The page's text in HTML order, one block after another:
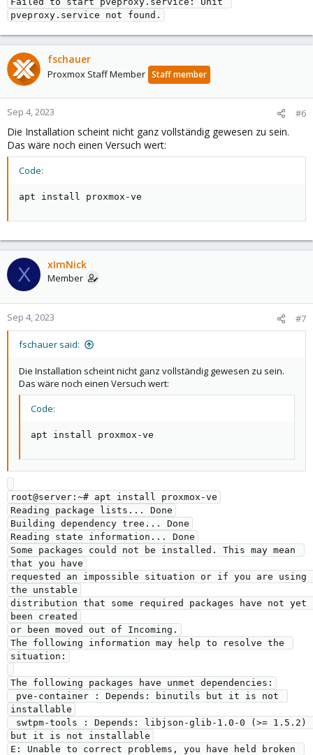
fschauer
Proxmox Staff Member Staff member
Sep 4, 2023 #6
Die Installation scheint nicht ganz vollständig gewesen zu sein.
Das wäre noch einen Versuch wert:
Code:
apt install proxmox-ve
X xImNick
Member
Sep 4, 2023 #7
fschauer said:
Die Installation scheint nicht ganz vollständig gewesen zu sein.
Das wäre noch einen Versuch wert:
Code:
apt install proxmox-ve
root@server:~# apt install proxmox-ve
Reading package lists... Done
Building dependency tree... Done
Reading state information... Done
Some packages could not be installed. This may mean
that you have
requested an impossible situation or if you are using
the unstable
distribution that some required packages have not yet
been created
or been moved out of Incoming.
The following information may help to resolve the
situation:
The following packages have unmet dependencies:
installable
but it is not installable
E: Unable to correct problems, you have held broken